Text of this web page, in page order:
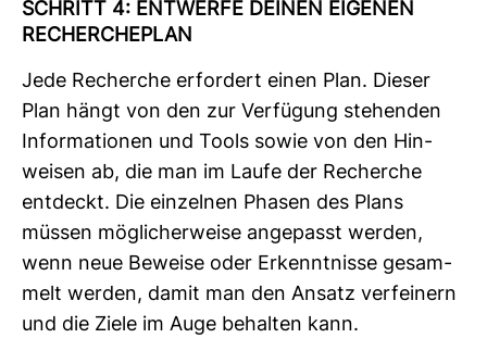
SCHRITT 4: ENT­WERFE DEINEN EIGENEN
RECHER­CHE­PLAN
Jede Recherche erfor­dert einen Plan. Dieser
Plan hängt von den zur Ver­fü­gung ste­henden
Infor­ma­tionen und Tools sowie von den Hin­
weisen ab, die man im Laufe der Recherche
ent­deckt. Die ein­zelnen Phasen des Plans
müssen mög­li­cher­weise ange­passt werden,
wenn neue Beweise oder Erkennt­nisse gesam­
melt werden, damit man den Ansatz ver­fei­nern
und die Ziele im Auge behalten kann.